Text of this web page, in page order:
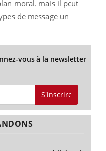
moral, mais il peut
de message un
vous à la newsletter
S'inscrire